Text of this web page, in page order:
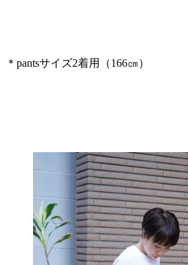
＊pantsサイズ2着用（166㎝）